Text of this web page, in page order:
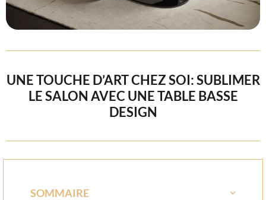
UNE TOUCHE D’ART CHEZ SOI: SUBLIMER
LE SALON AVEC UNE TABLE BASSE
DESIGN
SOMMAIRE